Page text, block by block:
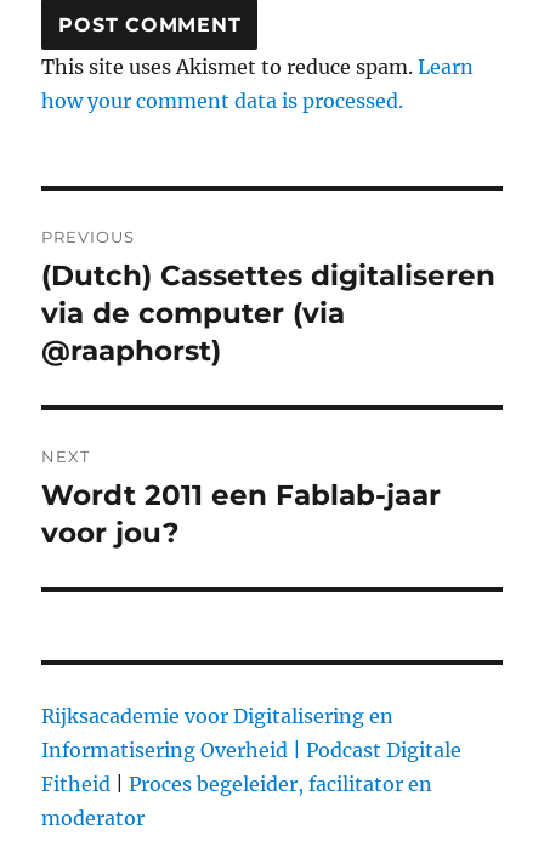
This site uses Akismet to reduce spam.Learn
how your comment data is processed.
navigation
PREVIOUS
Previous
post:
(Dutch) Cassettes digitaliseren
via de computer (via
@raaphorst)
NEXT
Next
post:
Wordt 2011 een Fablab-jaar
voor jou?
Rijksacademie voor Digitalisering en
Informatisering Overheid |
Podcast Digitale
Fitheid |Proces begeleider, facilitator en
moderator